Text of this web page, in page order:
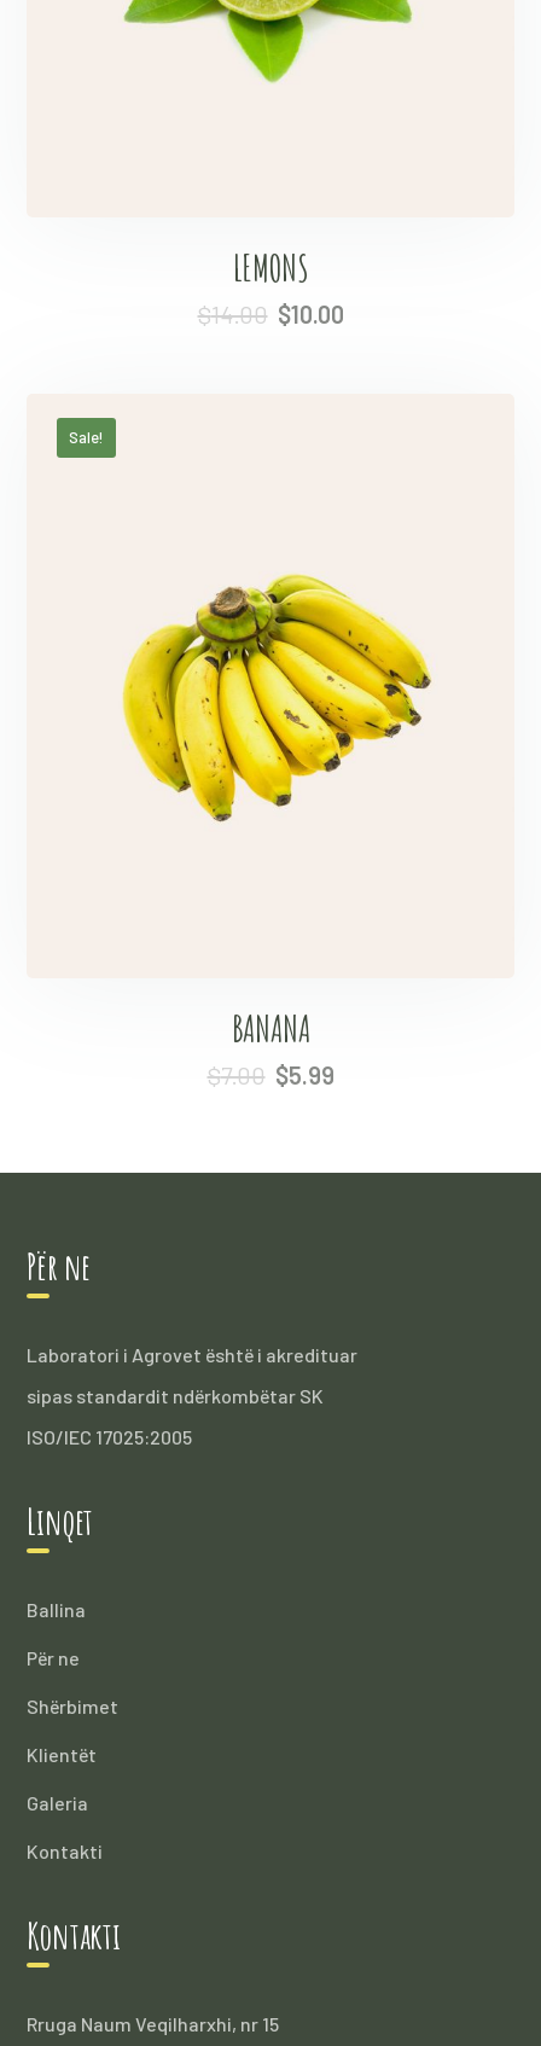
LEMONS
$14.00 $10.00
Sale!
BANANA
$7.00 $5.99
Për ne
Laboratori i Agrovet është i akredituar
sipas standardit ndërkombëtar SK
ISO/IEC 17025:2005
Linqet
Ballina
Për ne
Shërbimet
Klientët
Galeria
Kontakti
Kontakti
Rruga Naum Veqilharxhi, nr 15